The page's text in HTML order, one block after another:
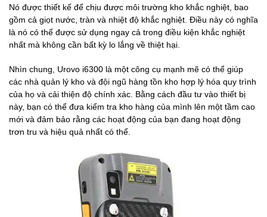
Nó được thiết kế để chịu được môi trường kho khắc nghiệt, bao
gồm cả giọt nước, tràn và nhiệt độ khắc nghiệt. Điều này có nghĩa
là nó có thể được sử dụng ngay cả trong điều kiện khắc nghiệt
nhất mà không cần bất kỳ lo lắng về thiệt hại.
Nhìn chung, Urovo i6300 là một công cụ mạnh mẽ có thể giúp
các nhà quản lý kho và đội ngũ hàng tồn kho hợp lý hóa quy trình
của họ và cải thiện độ chính xác. Bằng cách đầu tư vào thiết bị
này, bạn có thể đưa kiểm tra kho hàng của mình lên một tầm cao
mới và đảm bảo rằng các hoạt động của bạn đang hoạt động
trơn tru và hiệu quả nhất có thể.